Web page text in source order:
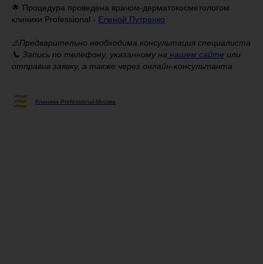
🌟 Процедура проведена врачом-дерматокосметологом
клиники Professional - Еленой Путренко
⚠️Предварительно необходима консультация специалиста
📞 Запись по телефону, указанному на нашем сайте или
отправив заявку, а также через онлайн-консультанта
Клиника Professional-Москва